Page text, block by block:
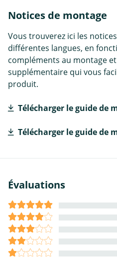
Notices de montage
Vous trouverez ici les
différentes langues, en
compléments au montage
supplémentaire qui vous
produit.
Télécharger le guide de
Télécharger le guide de
Évaluations